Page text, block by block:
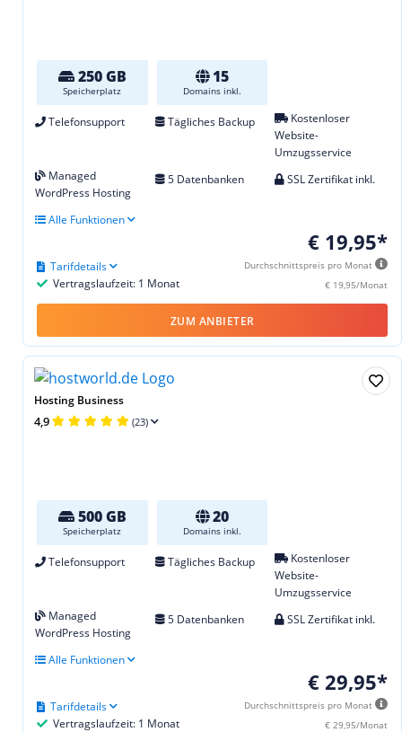
250 GB
Speicherplatz
15
Domains inkl.
Telefonsupport Tägliches Backup
Kostenloser
Website-
Umzugsservice
Managed
WordPress Hosting
5 Datenbanken SSL Zertifikat inkl.
Alle Funktionen
€ 19,95*
Durchschnittspreis pro Monat
€ 19,95/Monat
Vertragslaufzeit: 1 Monat
Tarifdetails
ZUM ANBIETER
Hosting Business
4,9 (23)
500 GB
Speicherplatz
20
Domains inkl.
Telefonsupport Tägliches Backup
Kostenloser
Website-
Umzugsservice
Managed
WordPress Hosting
5 Datenbanken SSL Zertifikat inkl.
Alle Funktionen
€ 29,95*
Durchschnittspreis pro Monat
€ 29,95/Monat
Vertragslaufzeit: 1 Monat
Tarifdetails